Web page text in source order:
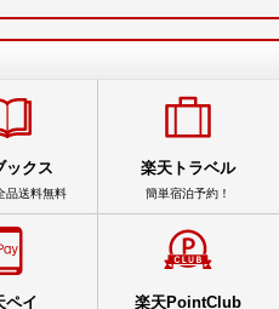
ックス
品送料無料
楽天トラベル
簡単宿泊予約！
ペイ 楽天PointClub